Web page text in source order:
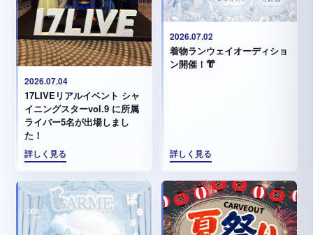
2026.07.04
17LIVEリアルイベント シャ
イニングスターvol.9 に所属
ライバー5名が出場しまし
た！
詳しく見る
2026.07.02
着物ランウェイオーディショ
ン開催！👘
詳しく見る